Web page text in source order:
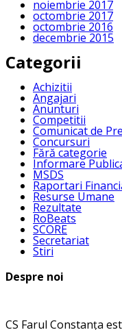
noiembrie 2017
octombrie 2017
octombrie 2016
decembrie 2015
Categorii
Achizitii
Angajari
Anunturi
Competitii
Comunicat de
Concursuri
Fără categorie
Informare
MSDS
Raportari
Resurse Umane
Rezultate
RoBeats
SCORE
Secretariat
Stiri
Despre noi
CS Farul Constanța